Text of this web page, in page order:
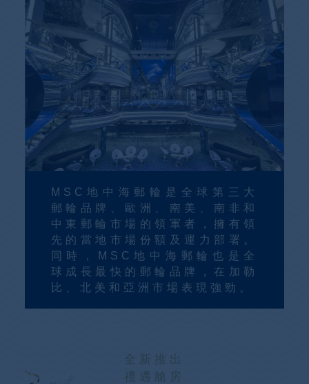
MSC地中海郵輪是全球第三大
郵輪品牌、歐洲、南美、南非和
中東郵輪市場的領軍者，擁有領
先的當地市場份額及運力部署。
同時，MSC地中海郵輪也是全
球成長最快的郵輪品牌，在加勒
比、北美和亞洲市場表現強勁。
全新推出
禮遇艙房